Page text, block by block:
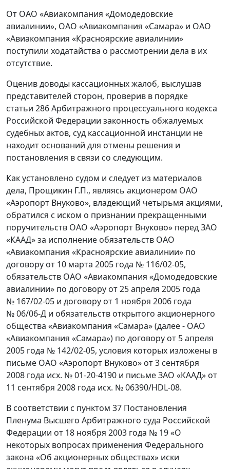
От ОАО «Авиакомпания «Домодедовские
авиалинии», ОАО «Авиакомпания «Самара» и ОАО
«Авиакомпания «Красноярские авиалинии»
поступили ходатайства о рассмотрении дела в их
отсутствие.
Оценив доводы кассационных жалоб, выслушав
представителей сторон, проверив в порядке
статьи 286 Арбитражного процессуального кодекса
Российской Федерации законность обжалуемых
судебных актов, суд кассационной инстанции не
находит оснований для отмены решения и
постановления в связи со следующим.
Как установлено судом и следует из материалов
дела, Прощикин Г.П., являясь акционером ОАО
«Аэропорт Внуково», владеющий четырьмя акциями,
обратился с иском о признании прекращенными
поручительств ОАО «Аэропорт Внуково» перед ЗАО
«КААД» за исполнение обязательств ОАО
«Авиакомпания «Красноярские авиалинии» по
договору от 10 марта 2005 года № 116/02-05,
обязательств ОАО «Авиакомпания «Домодедовские
авиалинии» по договору от 25 апреля 2005 года
№ 167/02-05 и договору от 1 ноября 2006 года
№ 06/06-Д и обязательств открытого акционерного
общества «Авиакомпания «Самара» (далее - ОАО
«Авиакомпания «Самара») по договору от 5 апреля
2005 года № 142/02-05, условия которых изложены в
письме ОАО «Аэропорт Внуково» от 3 сентября
2008 года исх. № 01-20-4190 и письме ЗАО «КААД» от
11 сентября 2008 года исх. № 06390/HDL-08.
В соответствии с пунктом 37 Постановления
Пленума Высшего Арбитражного суда Российской
Федерации от 18 ноября 2003 года № 19 «О
некоторых вопросах применения Федерального
закона «Об акционерных обществах» иски